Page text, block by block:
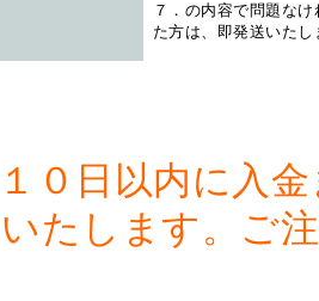
７．の内容で問題な
た方は、即発送いたし
０日以内に入
たします。ご